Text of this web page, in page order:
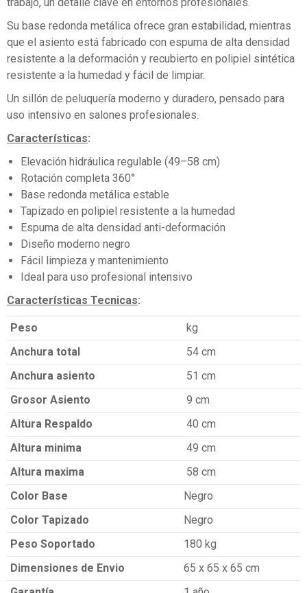
Su base redonda metálica ofrece gran estabilidad, mientras
que el asiento está fabricado con espuma de alta densidad
resistente a la deformación y recubierto en polipiel sintética
resistente a la humedad y fácil de limpiar.
Un sillón de peluquería moderno y duradero, pensado para
uso intensivo en salones profesionales.
Características:
Elevación hidráulica regulable (49–58 cm)
Rotación completa 360°
Base redonda metálica estable
Tapizado en polipiel resistente a la humedad
Espuma de alta densidad anti-deformación
Diseño moderno negro
Fácil limpieza y mantenimiento
Ideal para uso profesional intensivo
Características Tecnicas:
Peso
kg
Anchura total
54 cm
Anchura asiento
51 cm
Grosor Asiento
9 cm
Altura Respaldo
40 cm
Altura minima
49 cm
Altura maxima
58 cm
Color Base
Negro
Color Tapizado
Negro
Peso Soportado
180 kg
Dimensiones de Envio
65 x 65 x 65 cm